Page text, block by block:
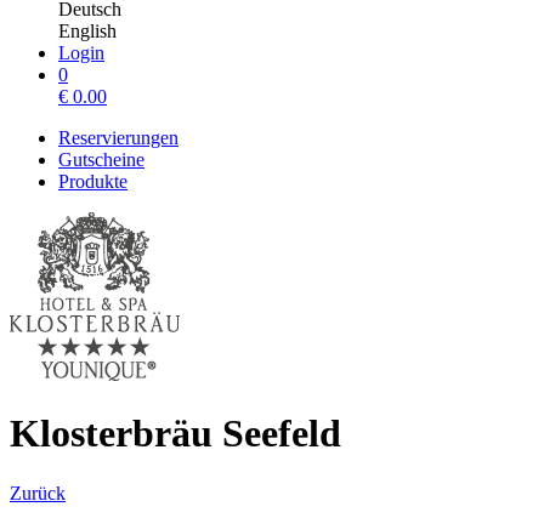
Deutsch
English
Login
0
€ 0.00
Reservierungen
Gutscheine
Produkte
Klosterbräu Seefeld
Zurück